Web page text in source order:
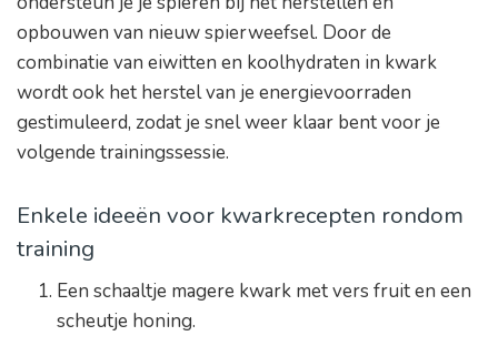
opbouwen van nieuw spierweefsel. Door de
combinatie van eiwitten en koolhydraten in kwark
wordt ook het herstel van je energievoorraden
gestimuleerd, zodat je snel weer klaar bent voor je
volgende trainingssessie.
Enkele ideeën voor kwarkrecepten rondom
training
Een schaaltje magere kwark met vers fruit en een
scheutje honing.